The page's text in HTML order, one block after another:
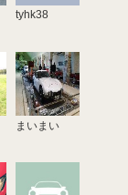
tyhk38
まいまい